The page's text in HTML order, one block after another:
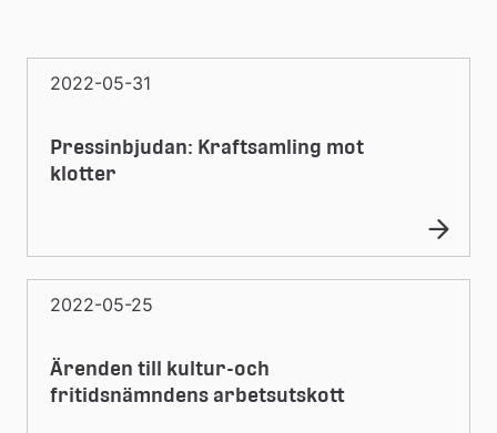
m
m
u
n
2022-05-31
Pressinbjudan: Kraftsamling mot
klotter
2022-05-25
Ärenden till kultur-och
fritidsnämndens arbetsutskott